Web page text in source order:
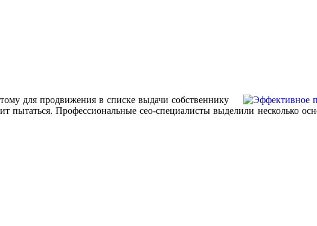
для продвижения в списке выдачи собственнику
пытаться. Профессиональные сео-специалисты выделили несколько